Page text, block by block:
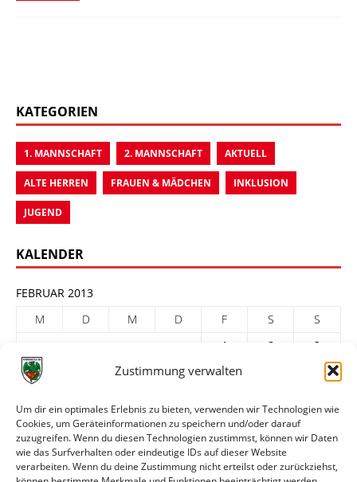
Zustimmung verwalten
Um dir ein optimales Erlebnis zu bieten, verwenden wir Technologien wie
Cookies, um Geräteinformationen zu speichern und/oder darauf
zuzugreifen. Wenn du diesen Technologien zustimmst, können wir Daten
wie das Surfverhalten oder eindeutige IDs auf dieser Website
verarbeiten. Wenn du deine Zustimmung nicht erteilst oder zurückziehst,
KATEGORIEN
1. MANNSCHAFT 2. MANNSCHAFT AKTUELL
ALTE HERREN FRAUEN & MÄDCHEN INKLUSION
JUGEND
KALENDER
FEBRUAR 2013
M
D M D F S
S
1
2
3
4
6 7 8
18
19 20 21 22 23
25
26 27
28
« Jan.
März »